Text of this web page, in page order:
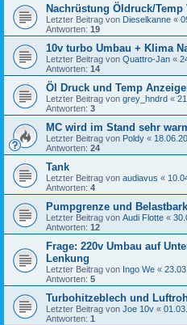
Nachrüstung Öldruck/Temp
Letzter Beitrag von Dieselkanne «
Antworten: 19
10v turbo Umbau + Klima
Letzter Beitrag von Quattro-Jan «
Antworten: 14
Öl Druck und Temp
Letzter Beitrag von grey_hndrd «
Antworten: 3
MC wird im Stand sehr
Letzter Beitrag von Poldy «
Antworten: 24
Tank
Letzter Beitrag von audiavus «
Antworten: 4
Pumpgrenze und
Letzter Beitrag von Audi Flotte «
Antworten: 12
Frage: 220v Umbau auf
Lenkung
Letzter Beitrag von Ingo We «
Antworten: 5
Turbohitzeblech und
Letzter Beitrag von Joe 10v «
Antworten: 1